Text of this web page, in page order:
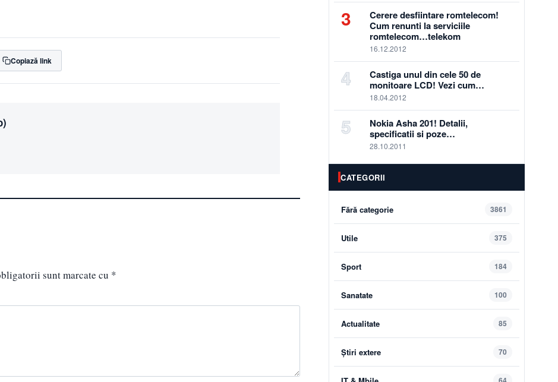
Copiază link
sunt marcate cu *
3
Cerere desfiintare romtelecom!
Cum renunti la serviciile
romtelecom…telekom
16.12.2012
4
Castiga unul din cele 50 de
monitoare LCD! Vezi cum…
18.04.2012
5
Nokia Asha 201! Detalii,
specificatii si poze…
28.10.2011
CATEGORII
Fără categorie 3861
Utile 375
Sport 184
Sanatate 100
Actualitate 85
Știri extere 70